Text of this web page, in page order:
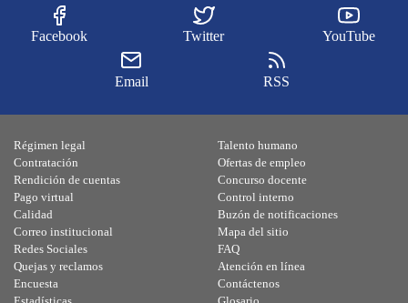
Facebook Twitter YouTube
Email RSS
Régimen legal
Contratación
Rendición de cuentas
Pago virtual
Calidad
Talento humano
Ofertas de empleo
Concurso docente
Control interno
Buzón de notificaciones
Correo institucional
Redes Sociales
Quejas y reclamos
Encuesta
Mapa del sitio
FAQ
Atención en línea
Contáctenos